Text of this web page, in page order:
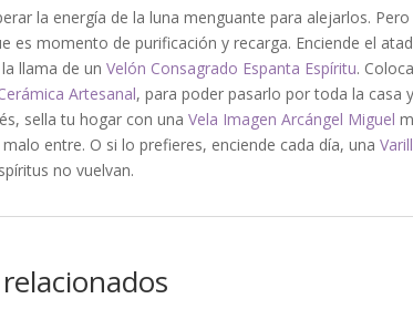
la energía de la luna menguante para alejarlos.
es momento de purificación y recarga. Enciende el
llama de unVelón Consagrado Espanta Espíritu.
Artesanal, para poder pasarlo por toda la casa
sella tu hogar con unaVela Imagen Arcángel Miguel
entre. O si lo prefieres, enciende cada día, una
no vuelvan.